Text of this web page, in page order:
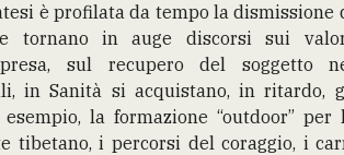
è profilata da tempo la dismissione
tornano in auge discorsi sui
sul recupero del soggetto
in Sanità si acquistano, in ritardo,
la formazione “outdoor” per
tibetano, i percorsi del coraggio, i